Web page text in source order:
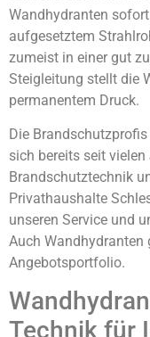
Wandhydranten
aufgesetztem
zumeist in einer gut
Steigleitung stellt die
permanentem Druck.
Die
sich bereits seit
Brandschutztechnik
Privathaushalte
unseren Service und
Auch Wandhydranten
Angebotsportfolio.
Technik für